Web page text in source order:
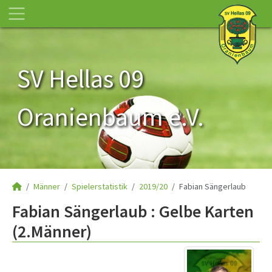
SV Hellas 09
Oranienbaum e.V.
Männer Spielerstatistik 2019/20 Fabian Sängerlaub
Fabian Sängerlaub : Gelbe Karten
(2.Männer)